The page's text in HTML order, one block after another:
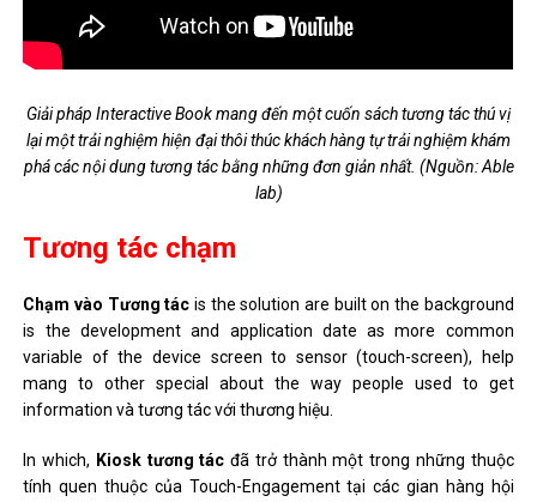
Giải pháp Interactive Book mang đến một cuốn sách tương tác thú vị
lại một trải nghiệm hiện đại thôi thúc khách hàng tự trải nghiệm khám
phá các nội dung tương tác bằng những đơn giản nhất. (Nguồn: Able
lab)
Tương tác chạm
Chạm vào Tương tácis the solution are built on the background
is the development and application date as more common
variable of the device screen to sensor (touch-screen), help
mang to other special about the way people used to get
information và tương tác với thương hiệu.
In which, Kiosk tương tácđã trở thành một trong những thuộc
tính quen thuộc của Touch-Engagement tại các gian hàng hội